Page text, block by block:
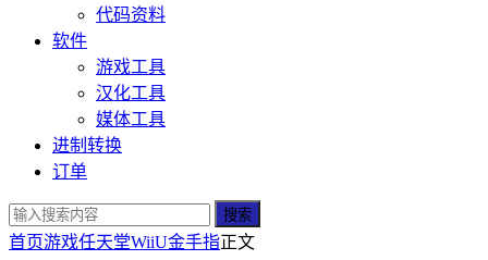
代码资料
软件
游戏工具
汉化工具
媒体工具
进制转换
订单
搜索
首页游戏任天堂WiiU金手指正文